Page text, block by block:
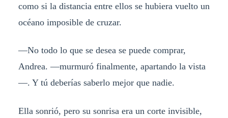
como si la distancia entre ellos se hubiera vuelto un
océano imposible de cruzar.
—No todo lo que se desea se puede comprar,
Andrea. —murmuró finalmente, apartando la vista
—. Y tú deberías saberlo mejor que nadie.
Ella sonrió, pero su sonrisa era un corte invisible,